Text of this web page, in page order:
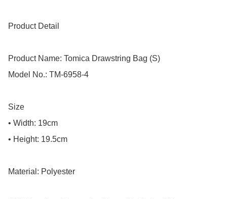
Product Detail
Product Name: Tomica Drawstring Bag (S)
Model No.: TM-6958-4
Size
• Width: 19cm
• Height: 19.5cm
Material: Polyester